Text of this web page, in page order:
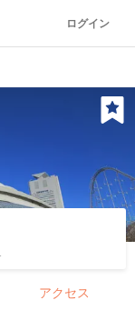
ログイン
アクセス